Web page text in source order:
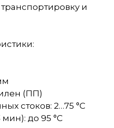
и
(ПП)
стоков: 2…75 °C
до 95 °C